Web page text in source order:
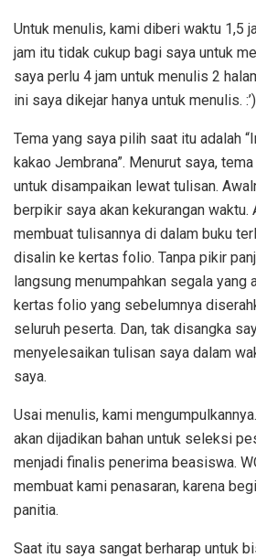
Untuk menulis, kami diberi waktu 1,5
jam itu tidak cukup bagi saya untuk
saya perlu 4 jam untuk menulis 2
ini saya dikejar hanya untuk menulis. :’)
Tema yang saya pilih saat itu adalah
kakao Jembrana”. Menurut saya,
untuk disampaikan lewat tulisan.
berpikir saya akan kekurangan waktu.
membuat tulisannya di dalam buku
disalin ke kertas folio. Tanpa pikir
langsung menumpahkan segala yang
kertas folio yang sebelumnya
seluruh peserta. Dan, tak disangka
menyelesaikan tulisan saya dalam
saya.
Usai menulis, kami
akan dijadikan bahan untuk seleksi
menjadi finalis penerima beasiswa.
membuat kami penasaran, karena
panitia.
Saat itu saya sangat berharap untuk